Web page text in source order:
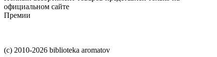
официальном сайте
Премии
(c) 2010-2026 biblioteka aromatov